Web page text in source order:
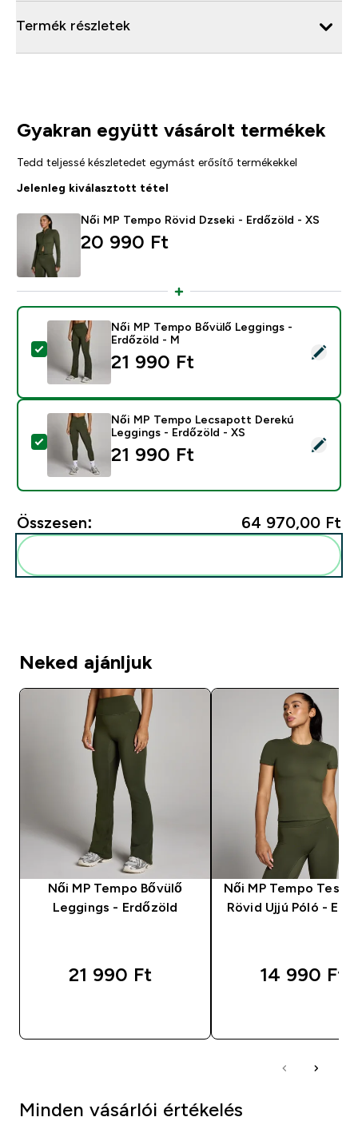
Termék részletek
Gyakran együtt vásárolt termékek
Tedd teljessé készletedet egymást erősítő termékekkel
Jelenleg kiválasztott tétel
Női MP Tempo Rövid Dzseki - Erdőzöld - XS
20 990 Ft‎
Termék kiválasztása - Női MP Tempo Bővülő
Női MP Tempo Bővülő Leggings -
Erdőzöld - M
21 990 Ft‎
Termék kiválasztása - Női MP Tempo Lecsapott
Női MP Tempo Lecsapott Derekú
Leggings - Erdőzöld - XS
21 990 Ft‎
Összesen: 64 970,00 Ft‎
Neked ajánljuk
Női MP Tempo Bővülő
Leggings - Erdőzöld
21 990 Ft‎
Női MP Tempo
Rövid Ujjú Póló -
14 990 Ft‎
Minden vásárlói értékelés